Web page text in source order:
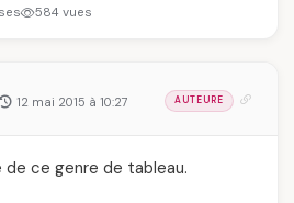
584 vues
12 mai 2015 à 10:27 AUTEURE
de ce genre de tableau.